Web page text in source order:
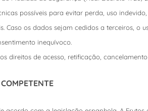
possíveis para evitar perda, uso
Caso os dados sejam cedidos a terceiros,
inequívoco.
direitos de acesso, retificação,